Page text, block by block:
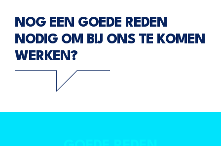
NOG EEN GOEDE REDEN
NODIG OM BIJ ONS TE KOMEN
WERKEN?